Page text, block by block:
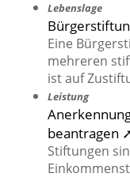
Lebenslage
Eine
mehreren
ist auf
Leistung
beantragen
Stiftungen